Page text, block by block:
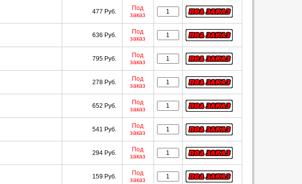
477 Руб.
Под
заказ
636 Руб.
Под
заказ
795 Руб.
Под
заказ
278 Руб.
Под
заказ
652 Руб.
Под
заказ
541 Руб.
Под
заказ
294 Руб.
Под
заказ
159 Руб.
Под
заказ